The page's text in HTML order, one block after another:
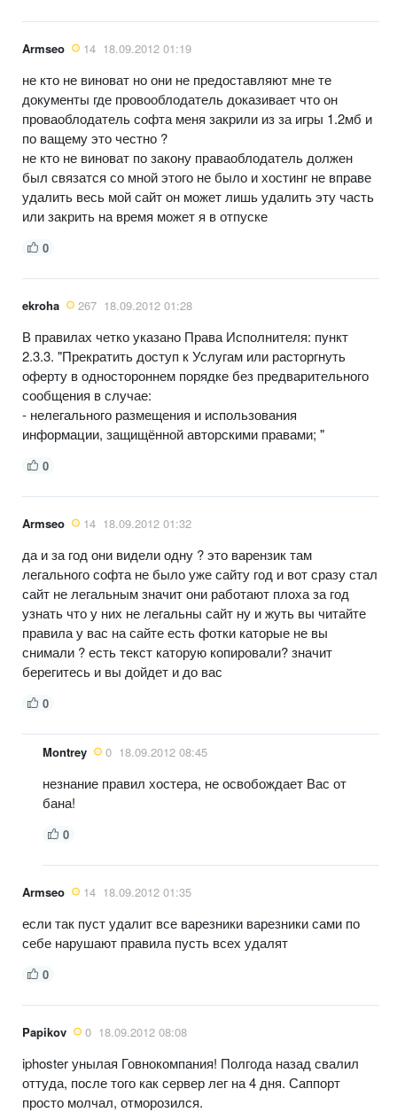
Armseo 14 18.09.2012 01:19
не кто не виноват но они не предоставляют мне те
документы где провооблодатель доказивает что он
проваоблодатель софта меня закрили из за игры 1.2мб и
по ващему это честно ?
не кто не виноват по закону праваоблодатель должен
был связатся со мной этого не было и хостинг не вправе
удалить весь мой сайт он может лишь удалить эту часть
или закрить на время может я в отпуске
0
ekroha 267 18.09.2012 01:28
В правилах четко указано Права Исполнителя: пункт
2.3.3. "Прекратить доступ к Услугам или расторгнуть
оферту в одностороннем порядке без предварительного
сообщения в случае:
- нелегального размещения и использования
информации, защищённой авторскими правами; "
0
Armseo 14 18.09.2012 01:32
да и за год они видели одну ? это варензик там
легального софта не было уже сайту год и вот сразу стал
сайт не легальным значит они работают плоха за год
узнать что у них не легальны сайт ну и жуть вы читайте
правила у вас на сайте есть фотки каторые не вы
снимали ? есть текст каторую копировали? значит
берегитесь и вы дойдет и до вас
0
Montrey 0 18.09.2012 08:45
незнание правил хостера, не освобождает Вас от
бана!
0
Armseo 14 18.09.2012 01:35
если так пуст удалит все варезники варезники сами по
себе нарушают правила пусть всех удалят
0
Papikov 0 18.09.2012 08:08
iphoster унылая Говнокомпания! Полгода назад свалил
оттуда, после того как сервер лег на 4 дня. Саппорт
просто молчал, отморозился.